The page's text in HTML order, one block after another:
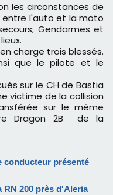
entre l'auto et la moto
Gendarmes et
charge trois blessés.
que le pilote et le
sur le CH de Bastia
victime de la collision
sur le même
Dragon 2B de la
conducteur présenté
200 près d'Aleria